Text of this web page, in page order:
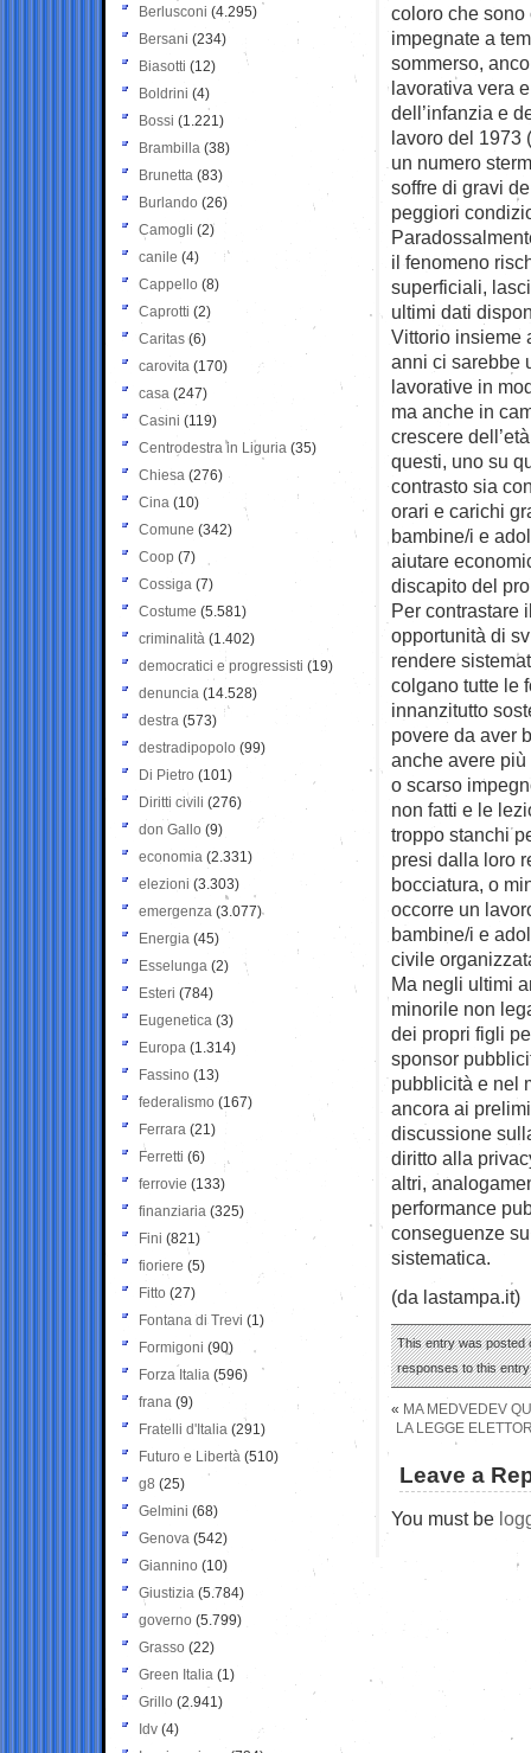
coloro che
impegnate a
sommerso,
lavorativa vera
dell’infanzia e
lavoro del 1973
un numero
soffre di gravi
peggiori
il fenomeno
superficiali,
ultimi dati
Vittorio insieme
anni ci sarebbe
lavorative in
ma anche in
crescere
questi, uno su
contrasto sia
orari e carichi
bambine/i e
aiutare
discapito del
Per contrastare
opportunità di
rendere
colgano tutte le
innanzitutto
povere da aver
anche avere
o scarso
non fatti e le
troppo stanchi
presi dalla loro
bocciatura, o
occorre un
bambine/i e
civile
Ma negli ultimi
minorile non
dei propri figli
sponsor
pubblicità e nel
ancora ai
discussione
diritto alla
altri,
performance
conseguenze
sistematica.
(da lastampa.it)
This entry was posted
responses to this
« MA MEDVEDEV
LA LEGGE
Leave a
You must be
Berlusconi (4.295)
Bersani (234)
Biasotti (12)
Boldrini (4)
Bossi (1.221)
Brambilla (38)
Brunetta (83)
Burlando (26)
Camogli (2)
canile (4)
Cappello (8)
Caprotti (2)
Caritas (6)
carovita (170)
casa (247)
Casini (119)
Centrodestra in Liguria (35)
Chiesa (276)
Cina (10)
Comune (342)
Coop (7)
Cossiga (7)
Costume (5.581)
criminalità (1.402)
democratici e progressisti (19)
denuncia (14.528)
destra (573)
destradipopolo (99)
Di Pietro (101)
Diritti civili (276)
don Gallo (9)
economia (2.331)
elezioni (3.303)
emergenza (3.077)
Energia (45)
Esselunga (2)
Esteri (784)
Eugenetica (3)
Europa (1.314)
Fassino (13)
federalismo (167)
Ferrara (21)
Ferretti (6)
ferrovie (133)
finanziaria (325)
Fini (821)
fioriere (5)
Fitto (27)
Fontana di Trevi (1)
Formigoni (90)
Forza Italia (596)
frana (9)
Fratelli d'Italia (291)
Futuro e Libertà (510)
g8 (25)
Gelmini (68)
Genova (542)
Giannino (10)
Giustizia (5.784)
governo (5.799)
Grasso (22)
Green Italia (1)
Grillo (2.941)
Idv (4)